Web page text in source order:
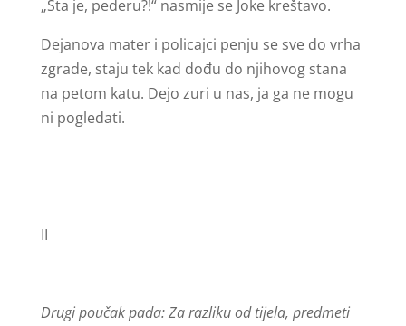
„Šta je, pederu?!“ nasmije se Joke kreštavo.
Dejanova mater i policajci penju se sve do vrha
zgrade, staju tek kad dođu do njihovog stana
na petom katu. Dejo zuri u nas, ja ga ne mogu
ni pogledati.
II
Drugi poučak pada: Za razliku od tijela, predmeti